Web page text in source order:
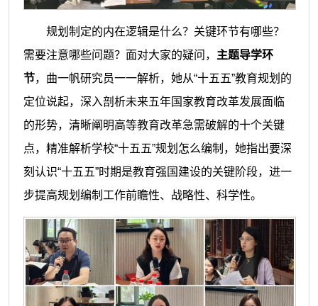
规划制定的内在逻辑是什么？关键环节有哪些？
需要注意哪些问题？面对大家的疑问， 主题导学环
节，曲一帆研究员一一解析，她从“十五五”教育规划的
定位说起，深入剖析未来五年国家教育改革发展面临
的形势，清晰阐明高等教育改革急需破解的十个关键
点，精准解析学校“十五五”规划怎么编制，她指出要深
刻认识“十五五”时期是教育强国建设的关键阶段，进一
步提高规划编制工作前瞻性、战略性、科学性。